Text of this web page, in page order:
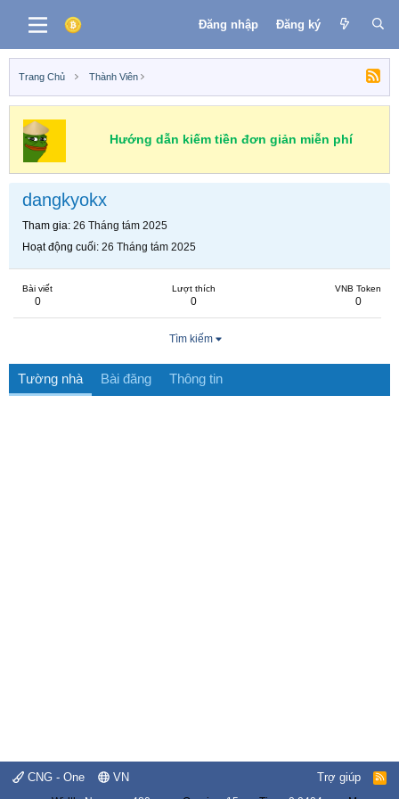
Đăng nhập Đăng ký
Trang Chủ Thành Viên
Hướng dẫn kiếm tiền đơn giản miễn phí
dangkyokx
Tham gia 26 Tháng tám 2025
Hoạt động cuối 26 Tháng tám 2025
Bài viết
0
Lượt thích
0
VNB Token
0
Tìm kiếm
Tường nhà Bài đăng Thông tin
CNG - One VN Trợ giúp
R